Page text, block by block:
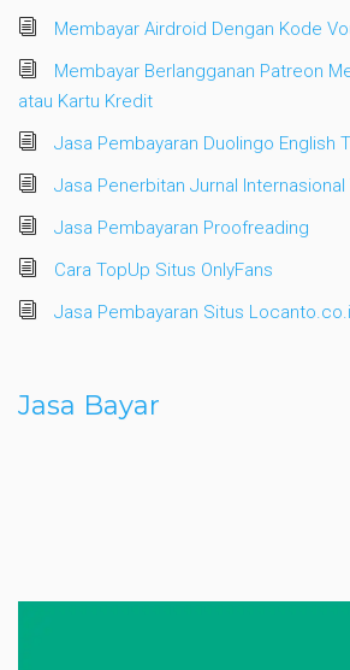
Membayar Airdroid Dengan Kode
Membayar Berlangganan Patreon
atau Kartu Kredit
Jasa Pembayaran Duolingo English
Jasa Penerbitan Jurnal Internasional
Jasa Pembayaran Proofreading
Cara TopUp Situs OnlyFans
Jasa Pembayaran Situs
Jasa Bayar